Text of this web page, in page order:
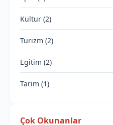
Kultur (2)
Turizm (2)
Egitim (2)
Tarim (1)
Çok Okunanlar